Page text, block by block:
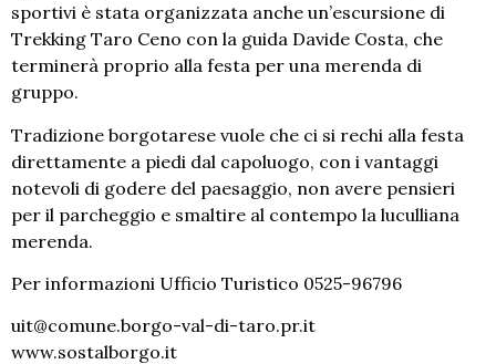
sportivi è stata organizzata anche un’escursione di
Trekking Taro Ceno con la guida Davide Costa, che
terminerà proprio alla festa per una merenda di
gruppo.
Tradizione borgotarese vuole che ci si rechi alla festa
direttamente a piedi dal capoluogo, con i vantaggi
notevoli di godere del paesaggio, non avere pensieri
per il parcheggio e smaltire al contempo la luculliana
merenda.
Per informazioni Ufficio Turistico 0525-96796
uit@comune.borgo-val-di-taro.pr.it
www.sostalborgo.it